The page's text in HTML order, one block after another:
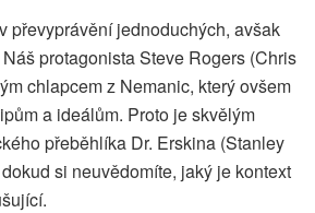
převyprávění jednoduchých, avšak
Náš protagonista Steve Rogers (Chris
chlapcem z Nemanic, který ovšem
a ideálům. Proto je skvělým
přeběhlíka Dr. Erskina (Stanley
si neuvědomíte, jaký je kontext